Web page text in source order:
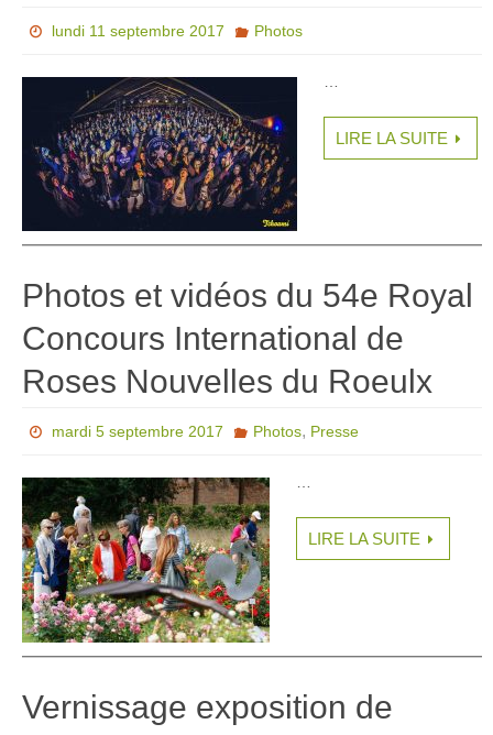
lundi 11 septembre 2017 Photos
LIRE LA SUITE
Photos et vidéos du 54e Royal
Concours International de
Roses Nouvelles du Roeulx
mardi 5 septembre 2017 Photos, Presse
LIRE LA SUITE
Vernissage exposition de